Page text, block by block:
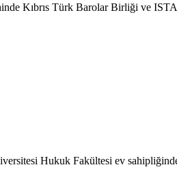
Kıbrıs Türk Barolar Birliği ve
Hukuk Fakültesi ev